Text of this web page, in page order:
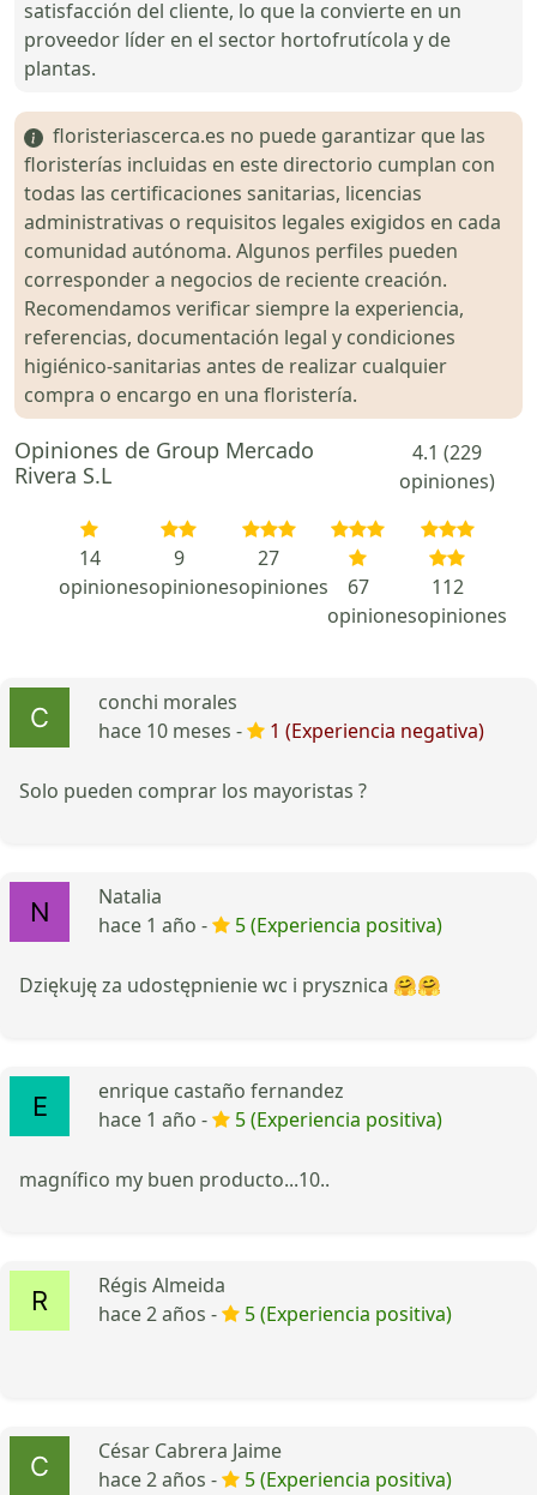
satisfacción del cliente, lo que la convierte en un
proveedor líder en el sector hortofrutícola y de
plantas.
floristeriascerca.es no puede garantizar que las
floristerías incluidas en este directorio cumplan con
todas las certificaciones sanitarias, licencias
administrativas o requisitos legales exigidos en cada
comunidad autónoma. Algunos perfiles pueden
corresponder a negocios de reciente creación.
Recomendamos verificar siempre la experiencia,
referencias, documentación legal y condiciones
higiénico-sanitarias antes de realizar cualquier
compra o encargo en una floristería.
Opiniones de Group Mercado
Rivera S.L
4.1 (229
opiniones)
14
opiniones
9
opiniones
27
opiniones
67
opiniones
112
opiniones
conchi morales
hace 10 meses -
1 (Experiencia negativa)
Solo pueden comprar los mayoristas ?
Natalia
hace 1 año -
5 (Experiencia positiva)
Dziękuję za udostępnienie wc i prysznica 🤗🤗
enrique castaño fernandez
hace 1 año -
5 (Experiencia positiva)
magnífico my buen producto...10..
Régis Almeida
hace 2 años -
5 (Experiencia positiva)
César Cabrera Jaime
hace 2 años -
5 (Experiencia positiva)